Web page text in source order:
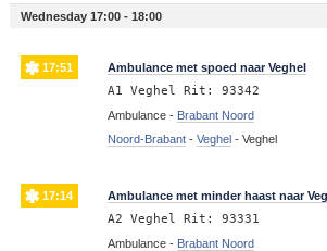
Wednesday 17:00 - 18:00
17:51 Ambulance met spoed naar Veghel
A1 Veghel Rit: 93342
Ambulance - Brabant Noord
Noord-Brabant- Veghel- Veghel
17:14 Ambulance met minder haast naar
A2 Veghel Rit: 93331
Ambulance - Brabant Noord